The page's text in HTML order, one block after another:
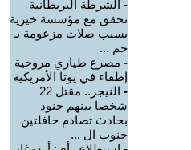
- الشرطة البريطانية
تحقق مع مؤسسة خيرية
بسبب صلات مزعومة بـ-
حم ...
- مصرع طياري مروحية
إطفاء في يوتا الأمريكية
-
النيجر.. مقتل 22
شخصا بينهم جنود
بحادث تصادم حافلتين
جنوب ال ...